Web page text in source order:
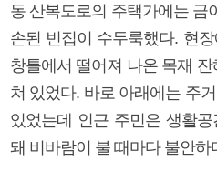
동 산복도로의 주택가에는 금
손된 빈집이 수두룩했다. 현
창틀에서 떨어져 나온 목재
쳐 있었다. 바로 아래에는 주
있었는데 인근 주민은 생활
돼 비바람이 불 때마다 불안하